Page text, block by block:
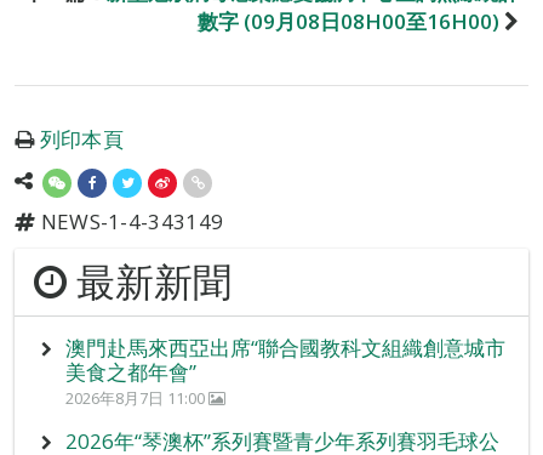
數字 (09月08日08H00至16H00)
列印本頁
NEWS-1-4-343149
最新新聞
澳門赴馬來西亞出席“聯合國教科文組織創意城市
美食之都年會”
2026年8月7日 11:00
2026年“琴澳杯”系列賽暨青少年系列賽羽毛球公